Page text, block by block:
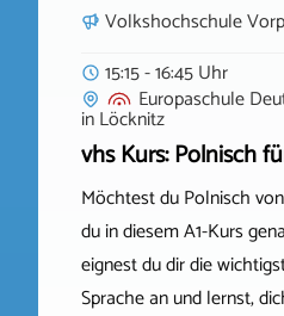
Volkshochschule
15:15 - 16:45 Uhr
Europaschule
inLöcknitz
vhs Kurs: Polnisch
Möchtest du Polnisch
du in diesem A1-Kurs
eignest du dir die
Sprache an und lernst,